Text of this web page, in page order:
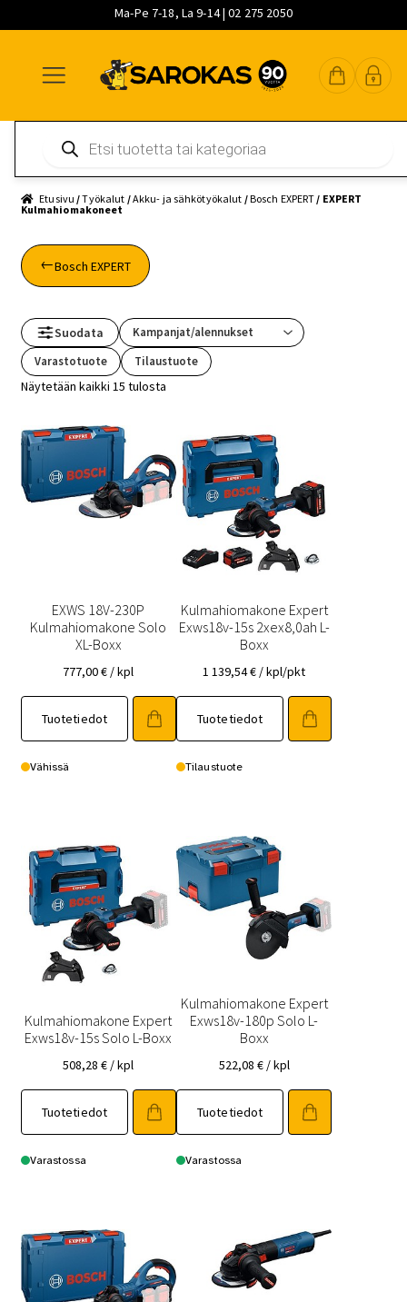
Ma-Pe 7-18, La 9-14 | 02 275 2050
navigointiin
sisältöön
pääsisältöön
search
Etusivu /Työkalut /Akku- ja sähkötyökalut /Bosch EXPERT / EXPERT
Kulmahiomakoneet
Bosch EXPERT
Suodata
Varastotuote Tilaustuote
Näytetään kaikki 15 tulosta
EXWS 18V-230P
Kulmahiomakone Solo
XL-Boxx
777,00€ / kpl
Tuotetiedot
Vähissä
Kulmahiomakone Expert
Exws18v-15s 2xex8,0ah L-
Boxx
1 139,54€ / kpl/pkt
Tuotetiedot
Tilaustuote
Kulmahiomakone Expert
Exws18v-15s Solo L-Boxx
508,28€ / kpl
Tuotetiedot
Varastossa
Kulmahiomakone Expert
Exws18v-180p Solo L-
Boxx
522,08 € / kpl
Tuotetiedot
Varastossa